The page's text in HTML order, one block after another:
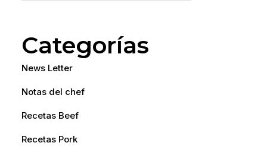
Categorías
News Letter
Notas del chef
Recetas Beef
Recetas Pork